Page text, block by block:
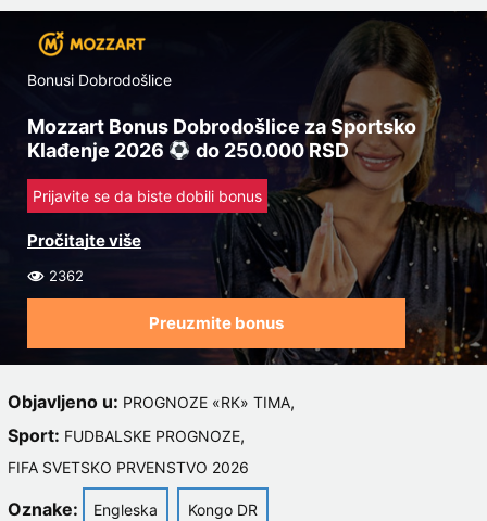
Bonusi Dobrodošlice
Mozzart Bonus Dobrodošlice za Sportsko
Klađenje 2026
do 250.000 RSD
Prijavite se da biste dobili bonus
2362
Preuzmite bonus
Objavljeno u: PROGNOZE «RK» TIMA,
Sport: FUDBALSKE PROGNOZE,
FIFA SVETSKO PRVENSTVO 2026
Oznake: Engleska Kongo DR